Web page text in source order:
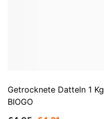
Getrocknete Datteln 1 Kg
BIOGO